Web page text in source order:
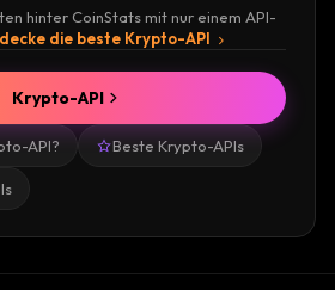
hinter CoinStats mit nur einem API-
die beste Krypto-API
API? Beste Krypto-APIs
Krypto-API